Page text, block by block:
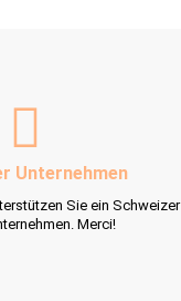
Unternehmen
Sie ein Schweizer
Merci!